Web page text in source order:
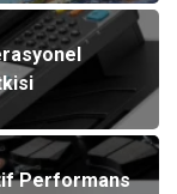
Performans